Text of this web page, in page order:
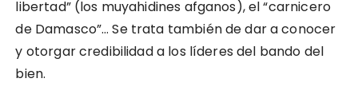
libertad” (los muyahidines afganos), el “carnicero
de Damasco”… Se trata también de dar a conocer
y otorgar credibilidad a los líderes del bando del
bien.